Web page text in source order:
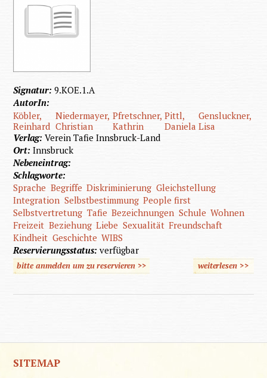
Signatur:9.KOE.1.A
AutorIn:
Köbler,
Reinhard
Niedermayer,
Christian
Pfretschner,
Kathrin
Pittl,
Daniela
Gensluckner,
Lisa
Verlag:Verein Tafie Innsbruck-Land
Ort:Innsbruck
Nebeneintrag:
Schlagworte:
Sprache Begriffe Diskriminierung Gleichstellung
Integration Selbstbestimmung People first
Selbstvertretung Tafie Bezeichnungen Schule Wohnen
Freizeit Beziehung Liebe Sexualität Freundschaft
Kindheit Geschichte WIBS
Reservierungsstatus:verfügbar
bitte anmelden um zu reservieren >> weiterlesen über
>>
SITEMAP